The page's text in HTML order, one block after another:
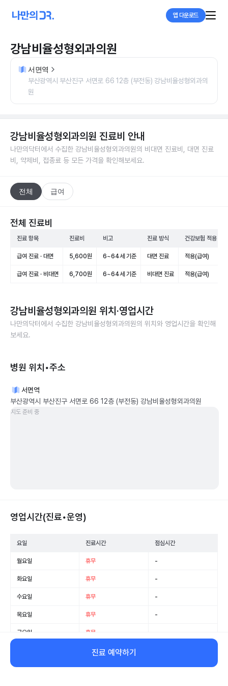
앱 다운로드
강남비율성형외과의원
서면역
부산광역시 부산진구 서면로 66 12층 (부전동) 강남비율성형외과의
원
강남비율성형외과의원 진료비 안내
나만의닥터에서 수집한 강남비율성형외과의원의 비대면 진료비, 대면 진료
비, 약제비, 접종료 등 모든 가격을 확인해보세요.
전체 급여
전체 진료비
진료 항목 진료비 비고 진료 방식 건강보험 적용
급여 진료 · 대면 5,600원 6~64세 기준 대면 진료 적용(급여)
급여 진료 · 비대면 6,700원 6~64세 기준 비대면 진료 적용(급여)
강남비율성형외과의원 위치·영업시간
나만의닥터에서 수집한 강남비율성형외과의원의 위치와 영업시간을 확인해
보세요.
병원 위치•주소
서면역
부산광역시 부산진구 서면로 66 12층 (부전동) 강남비율성형외과의원
지도 준비 중
영업시간(진료•운영)
요일 진료시간 점심시간
월요일 휴무 -
화요일 휴무 -
수요일 휴무 -
목요일 휴무 -
금요일 휴무
휴무
일요일 휴무 -
진료 예약하기